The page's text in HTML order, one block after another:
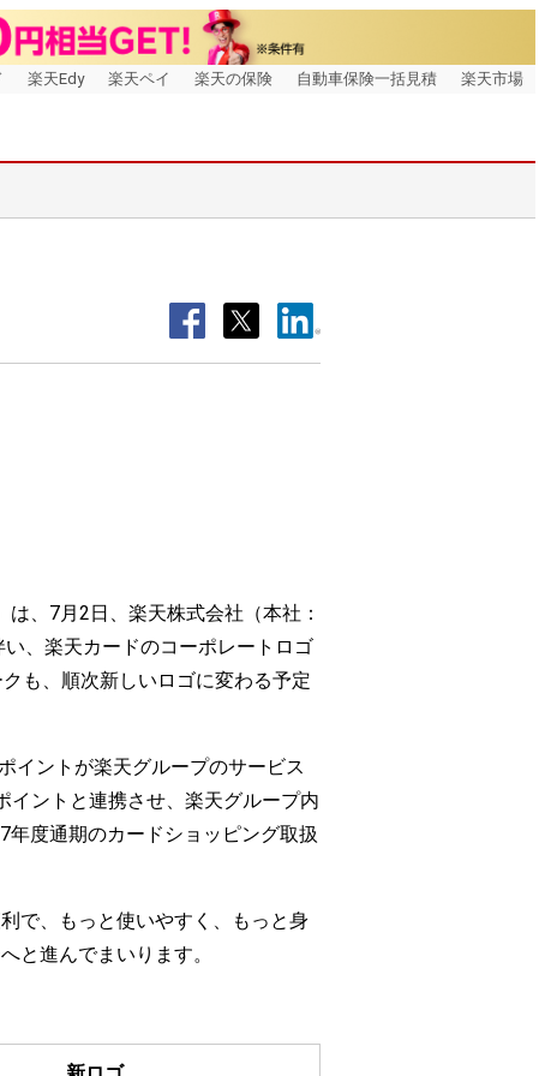
楽天Edy 楽天ペイ 楽天の保険 自動車保険一括見積 楽天市場
、7月2日、楽天株式会社（本社：
、楽天カードのコーポレートロゴ
も、順次新しいロゴに変わる予定
イントが楽天グループのサービス
イントと連携させ、楽天グループ内
度通期のカードショッピング取扱
で、もっと使いやすく、もっと身
と進んでまいります。